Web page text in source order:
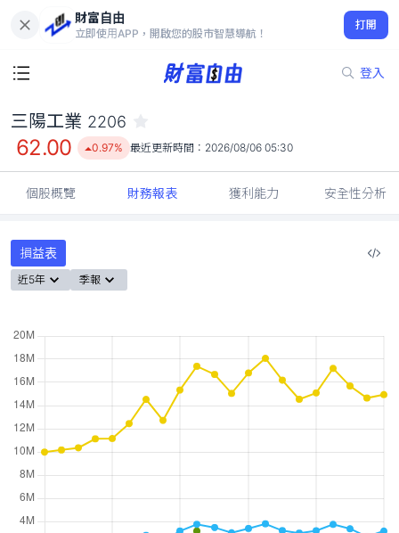
財富自由
立即使用APP，開啟您的股市智慧導航！
打開
登入
62.00
0.97%
三陽工業 2206
62.00 0.97% 最近更新時間： 2026/08/06 05:30
個股概覽 財務報表 獲利能力 安全性分析
損益表
近5年 季報